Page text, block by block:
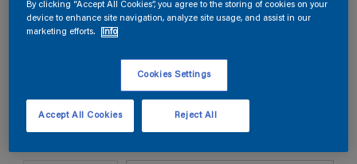
8028
2,325 L 9,3 L
By clicking “Accept All Cookies”, you agree to the storing of cookies on your
device to enhance site navigation, analyze site usage, and assist in our
marketing efforts.
Info
Cookies Settings
Reject All
Accept All Cookies